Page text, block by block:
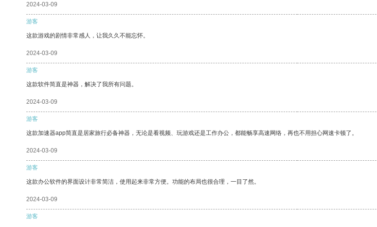
2024-03-09
游客
这款游戏的剧情非常感人，让我久久不能忘怀。
2024-03-09
游客
这款软件简直是神器，解决了我所有问题。
2024-03-09
游客
这款加速器app简直是居家旅行必备神器，无论是看视频、玩游戏还是工作办公，都能畅享高速网络，再也不用担心网速卡顿了。
2024-03-09
游客
这款办公软件的界面设计非常简洁，使用起来非常方便。功能的布局也很合理，一目了然。
2024-03-09
游客